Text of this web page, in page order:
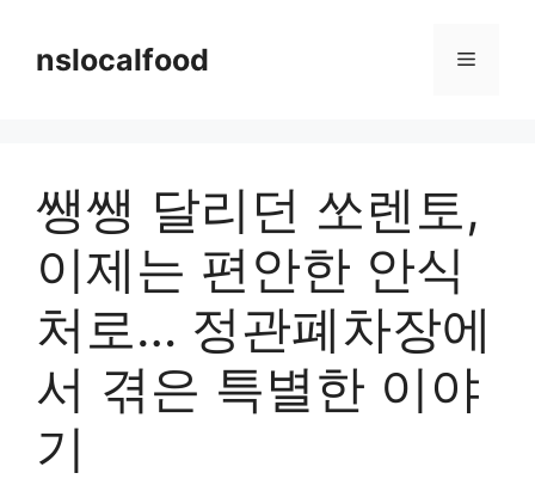
contentnslocalfood Menu
쌩쌩 달리던 쏘렌토,
이제는 편안한 안식
처로… 정관폐차장에
서 겪은 특별한 이야
기